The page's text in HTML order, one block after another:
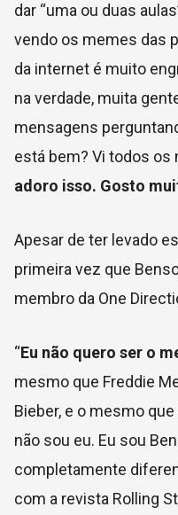
dar “uma ou duas
vendo os memes das
da internet é muito
na verdade, muita
mensagens
está bem? Vi todos os
adoro isso. Gosto
Apesar de ter levado
primeira vez que
membro da One
“Eu não quero ser o
mesmo que Freddie
Bieber, e o mesmo
não sou eu. Eu sou
completamente
com a revista Rolling